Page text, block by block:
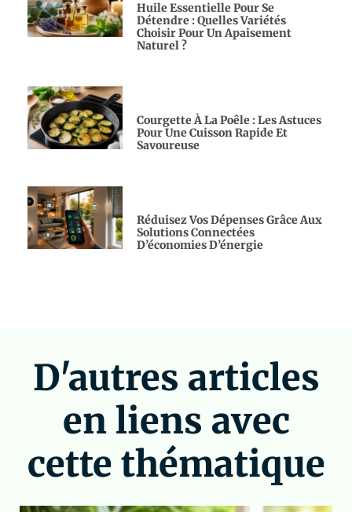
Huile Essentielle Pour Se
Détendre : Quelles Variétés
Choisir Pour Un Apaisement
Naturel ?
Courgette À La Poêle : Les Astuces
Pour Une Cuisson Rapide Et
Savoureuse
Réduisez Vos Dépenses Grâce Aux
Solutions Connectées
D’économies D’énergie
D'autres articles
en liens avec
cette thématique